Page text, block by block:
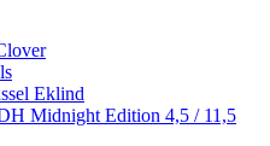
Eklind
Midnight Edition 4,5 / 11,5